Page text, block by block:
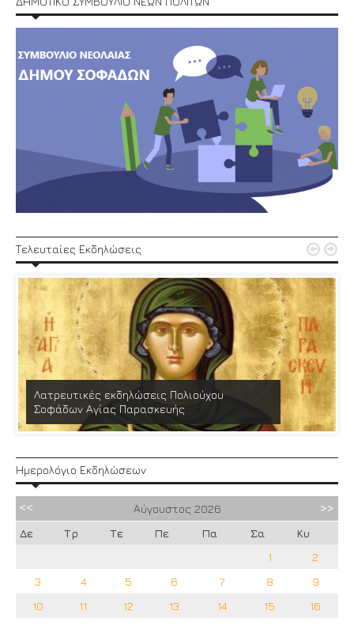
Τελευταίες Εκδηλώσεις
Λατρευτικές εκδηλώσεις Πολιούχου
Σοφάδων Αγίας Παρασκευής
 
Ημερολόγιο Εκδηλώσεων
Αύγουστος 2026
Δε
Τρ Τε Πε Πα Σα
Κυ
1
2
3
4 5 6 7 8
9
10
11 12 13 14 15
16